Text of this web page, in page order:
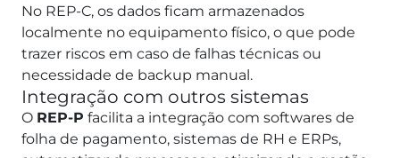
No REP-C, os dados ficam armazenados
localmente no equipamento físico, o que pode
trazer riscos em caso de falhas técnicas ou
necessidade de backup manual.
Integração com outros sistemas
O REP-P facilita a integração com softwares de
folha de pagamento, sistemas de RH e ERPs,